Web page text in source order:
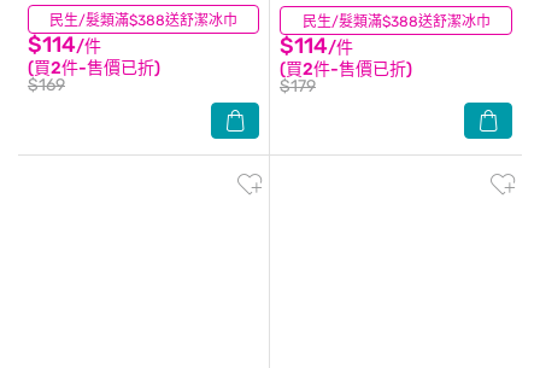
民生/髮類滿$388送舒潔冰巾
$114/件
(買2件-售價已折)
$169
(36) 民生/髮類滿$388送舒潔冰巾
$114/件
(買2件-售價已折)
$179
(16)